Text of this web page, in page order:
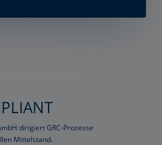
dirigiert GRC-Prozesse
Mittelstand.